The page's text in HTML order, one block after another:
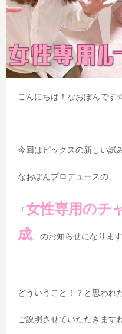
こんにちは！なおぽんです
今回はピックスの新しい試
なおぽんプロデュースの
「 女性専用のチ
成 」のお知らせになりま
どういうこと！？と思われ
ご説明させていただきます